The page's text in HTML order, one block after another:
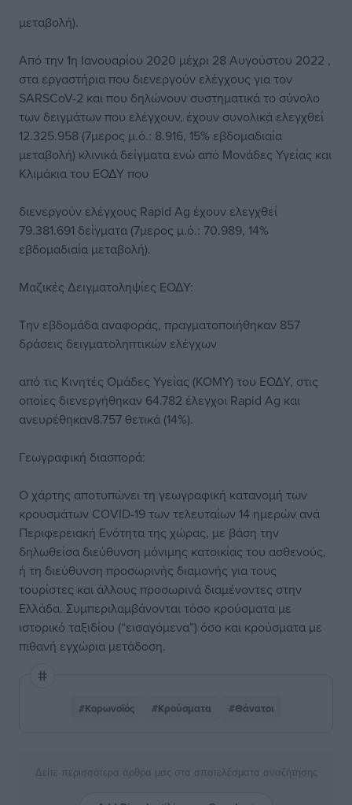
μεταβολή).
Από την 1η Ιανουαρίου 2020 μέχρι 28 Αυγούστου 2022 ,
στα εργαστήρια που διενεργούν ελέγχους για τον
SARSCoV-2 και που δηλώνουν συστηματικά το σύνολο
των δειγμάτων που ελέγχουν, έχουν συνολικά ελεγχθεί
12.325.958 (7μερος μ.ό.: 8.916, 15% εβδομαδιαία
μεταβολή) κλινικά δείγματα ενώ από Μονάδες Υγείας και
Κλιμάκια του ΕΟΔΥ που
διενεργούν ελέγχους Rapid Ag έχουν ελεγχθεί
79.381.691 δείγματα (7μερος μ.ό.: 70.989, 14%
εβδομαδιαία μεταβολή).
Mαζικές Δειγματοληψίες ΕΟΔΥ:
Tην εβδομάδα αναφοράς, πραγματοποιήθηκαν 857
δράσεις δειγματοληπτικών ελέγχων
από τις Κινητές Ομάδες Υγείας (ΚΟΜΥ) του ΕΟΔΥ, στις
οποίες διενεργήθηκαν 64.782 έλεγχοι Rapid Ag και
ανευρέθηκαν8.757 θετικά (14%).
Γεωγραφική διασπορά:
Ο χάρτης αποτυπώνει τη γεωγραφική κατανομή των
κρουσμάτων COVID-19 των τελευταίων 14 ημερών ανά
Περιφερειακή Ενότητα της χώρας, με βάση την
δηλωθείσα διεύθυνση μόνιμης κατοικίας του ασθενούς,
ή τη διεύθυνση προσωρινής διαμονής για τους
τουρίστες και άλλους προσωρινά διαμένοντες στην
Ελλάδα. Συμπεριλαμβάνονται τόσο κρούσματα με
ιστορικό ταξιδίου (“εισαγόμενα”) όσο και κρούσματα με
πιθανή εγχώρια μετάδοση.
#Κορωνοϊός #Κρούσματα #Θάνατοι
Δείτε περισσότερα άρθρα μας στα αποτελέσματα αναζήτησης